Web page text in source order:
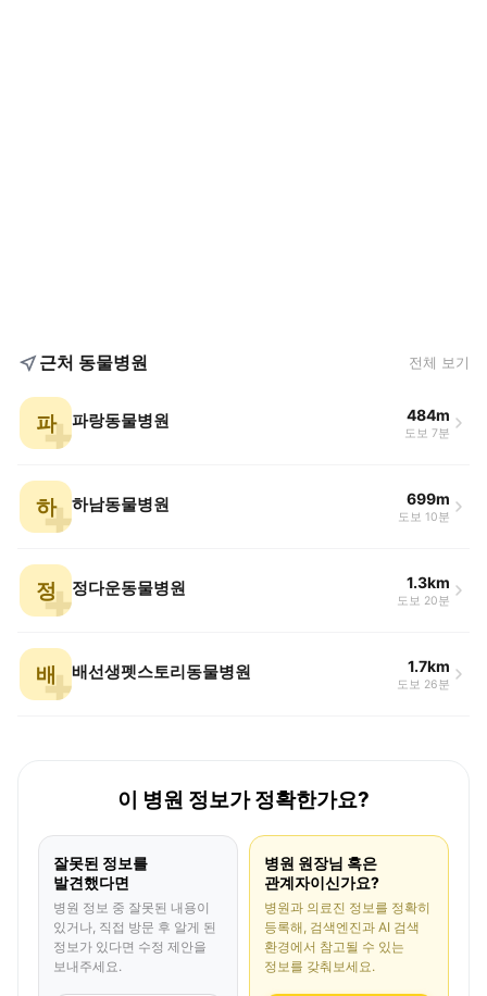
근처 동물병원 전체 보기
파 파랑동물병원 484m
도보 7분
하 하남동물병원 699m
도보 10분
정 정다운동물병원 1.3km
도보 20분
배 배선생펫스토리동물병원 1.7km
도보 26분
이 병원 정보가 정확한가요?
잘못된 정보를
발견했다면
병원 정보 중 잘못된 내용이
있거나, 직접 방문 후 알게 된
정보가 있다면 수정 제안을
보내주세요.
병원 원장님 혹은
관계자이신가요?
병원과 의료진 정보를 정확히
등록해, 검색엔진과 AI 검색
환경에서 참고될 수 있는
정보를 갖춰보세요.